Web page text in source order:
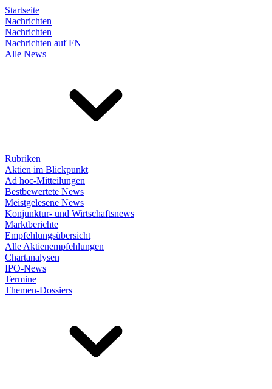
Startseite
Nachrichten
Nachrichten
Nachrichten auf FN
Alle News
Rubriken
Aktien im Blickpunkt
Ad hoc-Mitteilungen
Bestbewertete News
Meistgelesene News
Konjunktur- und Wirtschaftsnews
Marktberichte
Empfehlungsübersicht
Alle Aktienempfehlungen
Chartanalysen
IPO-News
Termine
Themen-Dossiers